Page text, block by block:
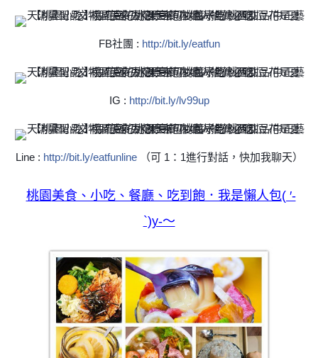
FB社團 : http://bit.ly/eatfun
IG : http://bit.ly/lv99up
Line : http://bit.ly/eatfunline （可 1：1進行對話，快加我聊天）
桃園 美食、小吃、餐廳、吃到飽．我是懶人包( ′-
`)y-～